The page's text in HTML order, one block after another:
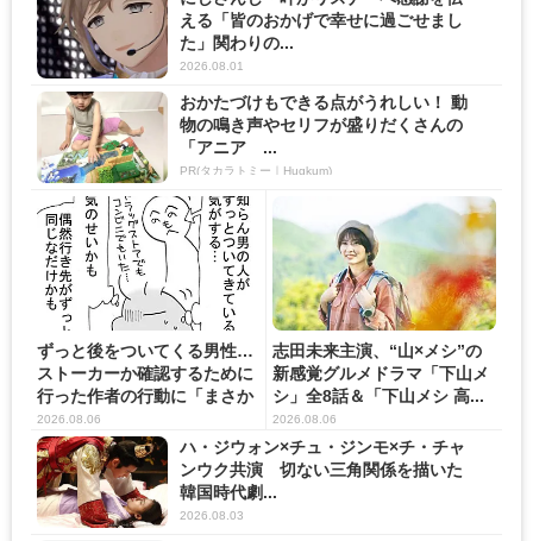
える「皆のおかげで幸せに過ごせまし
た」関わりの...
2026.08.01
おかたづけもできる点がうれしい！ 動
物の鳴き声やセリフが盛りだくさんの
「アニア ...
PR(タカラトミー｜Hugkum)
ずっと後をついてくる男性…
ストーカーか確認するために
行った作者の行動に「まさか
の...
2026.08.06
志田未来主演、“山×メシ”の
新感覚グルメドラマ「下山メ
シ」全8話＆「下山メシ 高...
2026.08.06
ハ・ジウォン×チュ・ジンモ×チ・チャ
ンウク共演 切ない三角関係を描いた
韓国時代劇...
2026.08.03